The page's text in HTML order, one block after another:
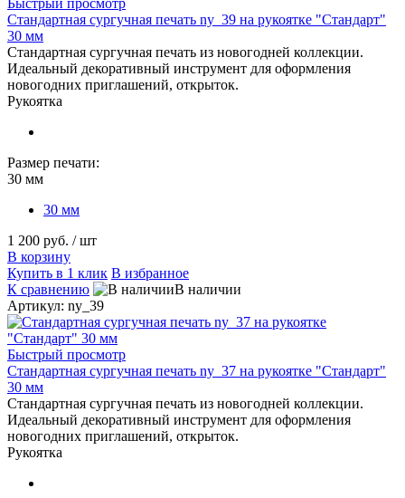
Стандартная сургучная печать ny_39 на рукоятке "Стандарт"
30 мм
Стандартная сургучная печать из новогодней коллекции.
Идеальный декоративный инструмент для оформления
новогодних приглашений, открыток.
Рукоятка
Размер печати:
30 мм
30 мм
1 200 руб. / шт
В корзину
Купить в 1 клик В избранное
К сравнению
В наличии
Артикул: ny_39
Быстрый просмотр
Стандартная сургучная печать ny_37 на рукоятке "Стандарт"
30 мм
Стандартная сургучная печать из новогодней коллекции.
Идеальный декоративный инструмент для оформления
новогодних приглашений, открыток.
Рукоятка